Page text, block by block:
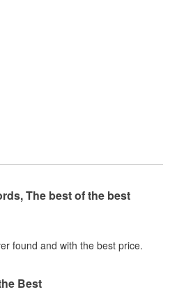
The best of the best
found and with the best price.
Best